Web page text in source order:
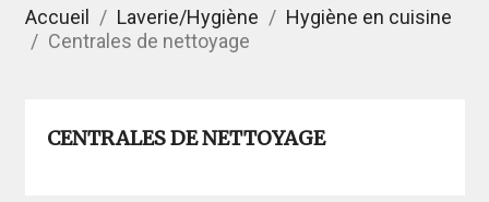
Accueil Laverie/Hygiène
Hygiène en cuisine
Centrales de nettoyage
CENTRALES DE NETTOYAGE